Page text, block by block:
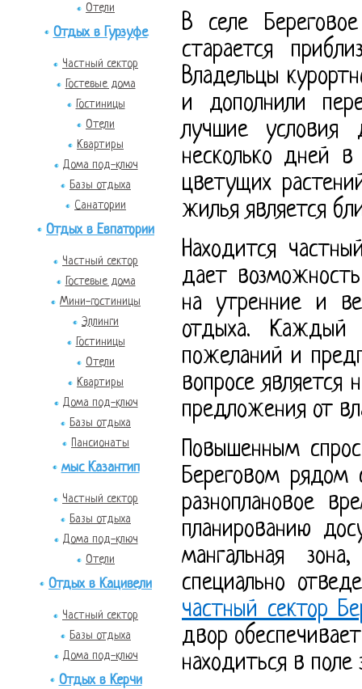
Отели
Отдых в Гурзуфе
Частный сектор
Гостевые дома
Гостиницы
Отели
Квартиры
Дома под-ключ
Базы отдыха
Санатории
Отдых в Евпатории
Частный сектор
Гостевые дома
Мини-гостиницы
Эллинги
Гостиницы
Отели
Квартиры
Дома под-ключ
Базы отдыха
Пансионаты
мыс Казантип
Частный сектор
Базы отдыха
Дома под-ключ
Отели
Отдых в Кацивели
Частный сектор
Базы отдыха
Дома под-ключ
Отдых в Керчи
В селе
старается
Владельцы
и дополнили
лучшие условия
несколько дней
цветущих
жилья является
Находится
дает
на утренние и
отдыха.
пожеланий и
вопросе является
предложения от
Повышенным
Береговом рядом
разноплановое
планированию
мангальная
специально
частный сектор
двор
находиться в поле